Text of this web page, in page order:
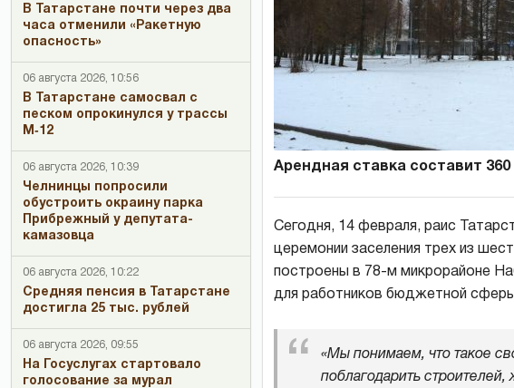
В Татарстане почти через два
часа отменили «Ракетную
опасность»
06 августа 2026, 10:56
В Татарстане самосвал с
песком опрокинулся у трассы
М‑12
06 августа 2026, 10:39
Челнинцы попросили
обустроить окраину парка
Прибрежный у депутата-
камазовца
06 августа 2026, 10:22
Средняя пенсия в Татарстане
достигла 25 тыс. рублей
06 августа 2026, 09:55
На Госуслугах стартовало
голосование за мурал
Арендная ставка составит 360
Сегодня, 14 февраля, раис
церемонии заселения трех из
построены в 78-м микрорайоне
для работников бюджетной
«Мы понимаем, что такое
поблагодарить